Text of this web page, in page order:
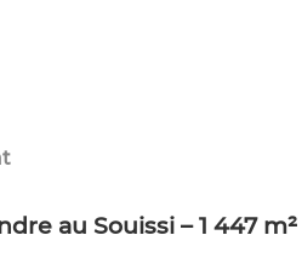
au Souissi – 1 447 m²